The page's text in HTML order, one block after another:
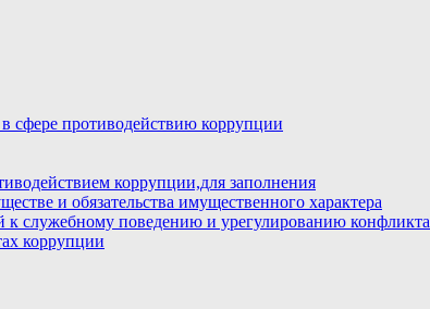
сфере противодействию коррупции
коррупции,для заполнения
и обязательства имущественного характера
служебному поведению и урегулированию конфликта
коррупции